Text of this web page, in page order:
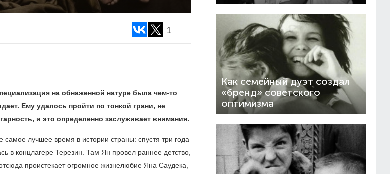
1
на обнаженной натуре была чем-то
Ему удалось пройти по тонкой грани, не
и это определенно заслуживает внимания.
лучшее время в истории страны: спустя три года
в концлагере Терезин. Там Ян провел раннее детство,
проистекает огромное жизнелюбие Яна Саудека,
Как семейный дуэт создал
«бренд» советского
оптимизма